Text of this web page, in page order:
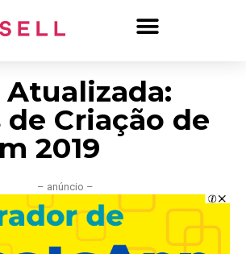
Atualizada:
de Criação de
2019
– anúncio –